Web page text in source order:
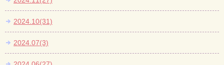
2024.10(31)
2024.07(3)